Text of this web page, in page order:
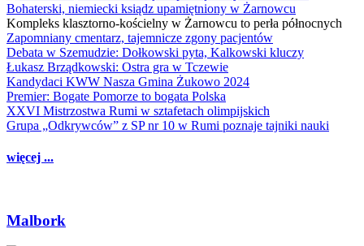
Bohaterski, niemiecki ksiądz upamiętniony w Żarnowcu
Kompleks klasztorno-kościelny w Żarnowcu to perła północnych
Zapomniany cmentarz, tajemnicze zgony pacjentów
Debata w Szemudzie: Dołkowski pyta, Kalkowski kluczy
Łukasz Brządkowski: Ostra gra w Tczewie
Kandydaci KWW Nasza Gmina Żukowo 2024
Premier: Bogate Pomorze to bogata Polska
XXVI Mistrzostwa Rumi w sztafetach olimpijskich
Grupa „Odkrywców” z SP nr 10 w Rumi poznaje tajniki nauki
więcej ...
Malbork